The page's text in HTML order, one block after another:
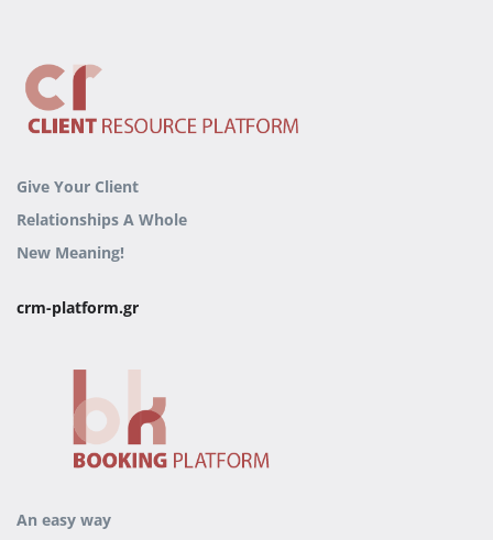
Give Your Client
Relationships A Whole
New Meaning!
crm-platform.gr
An easy way